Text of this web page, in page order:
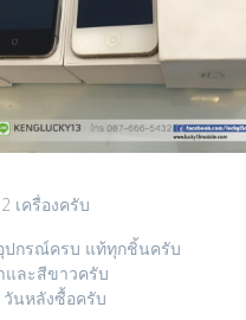
เครื่องครับ
ปกรณ์ครบ แท้ทุกชิ้นครับ
และสีขาวครับ
นหลังซื้อครับ